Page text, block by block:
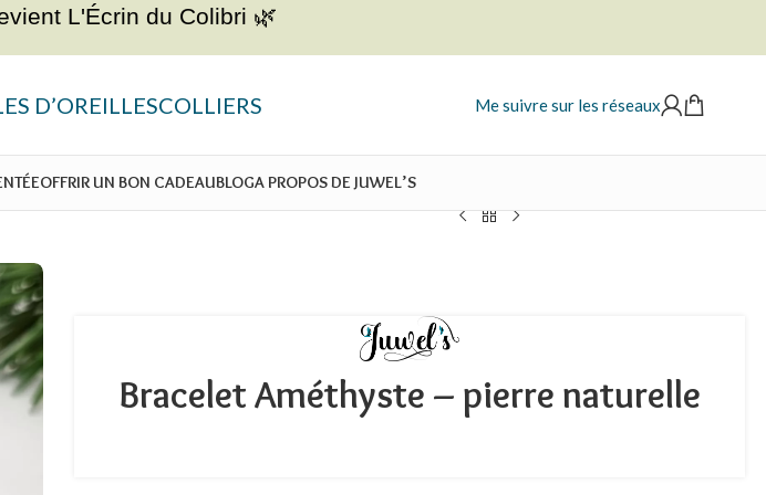
L'Écrin du Colibri 🌿
D’OREILLESCOLLIERS Me suivre sur les réseaux
OFFRIR UN BON CADEAUBLOGA PROPOS DE JUWEL’S
Bracelet Améthyste – pierre naturelle